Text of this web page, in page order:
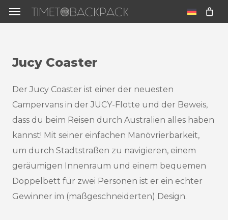
Skip
to
Menu
Jucy Coaster
Der Jucy Coaster ist einer der neuesten
Campervans in der JUCY-Flotte und der Beweis,
dass du beim Reisen durch Australien alles haben
kannst! Mit seiner einfachen Manövrierbarkeit,
um durch Stadtstraßen zu navigieren, einem
geräumigen Innenraum und einem bequemen
Doppelbett für zwei Personen ist er ein echter
Gewinner im (maßgeschneiderten) Design.